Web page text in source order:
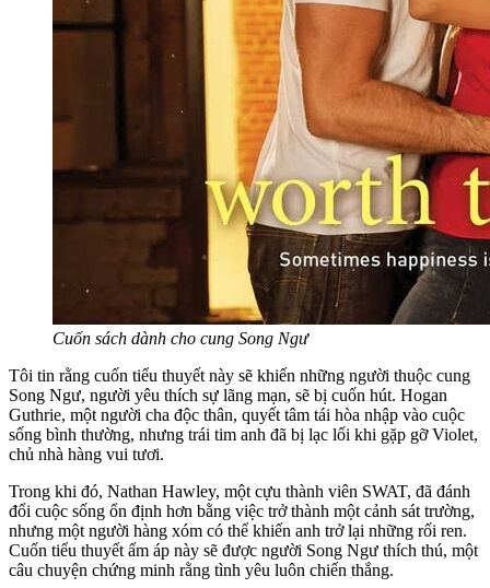
Cuốn sách dành cho cung Song Ngư
Tôi tin rằng cuốn tiểu thuyết này sẽ khiến những người thuộc cung
Song Ngư, người yêu thích sự lãng mạn, sẽ bị cuốn hút. Hogan
Guthrie, một người cha độc thân, quyết tâm tái hòa nhập vào cuộc
sống bình thường, nhưng trái tim anh đã bị lạc lối khi gặp gỡ Violet,
chủ nhà hàng vui tươi.
Trong khi đó, Nathan Hawley, một cựu thành viên SWAT, đã đánh
đổi cuộc sống ổn định hơn bằng việc trở thành một cảnh sát trường,
nhưng một người hàng xóm có thể khiến anh trở lại những rối ren.
Cuốn tiểu thuyết ấm áp này sẽ được người Song Ngư thích thú, một
câu chuyện chứng minh rằng tình yêu luôn chiến thắng.